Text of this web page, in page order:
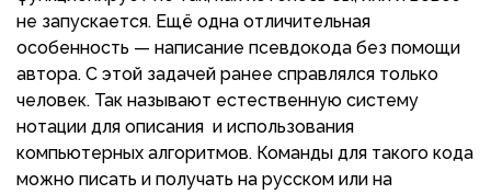
не запускается. Ещё одна отличительная
особенность — написание псевдокода без помощи
автора. С этой задачей ранее справлялся только
человек. Так называют естественную систему
нотации для описания и использования
компьютерных алгоритмов. Команды для такого кода
можно писать и получать на русском или на